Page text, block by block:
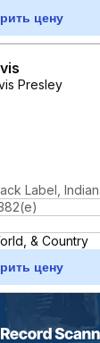
цену
Presley
Label,
& Country
цену